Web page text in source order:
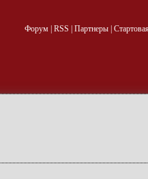
Форум| RSS Партнеры|